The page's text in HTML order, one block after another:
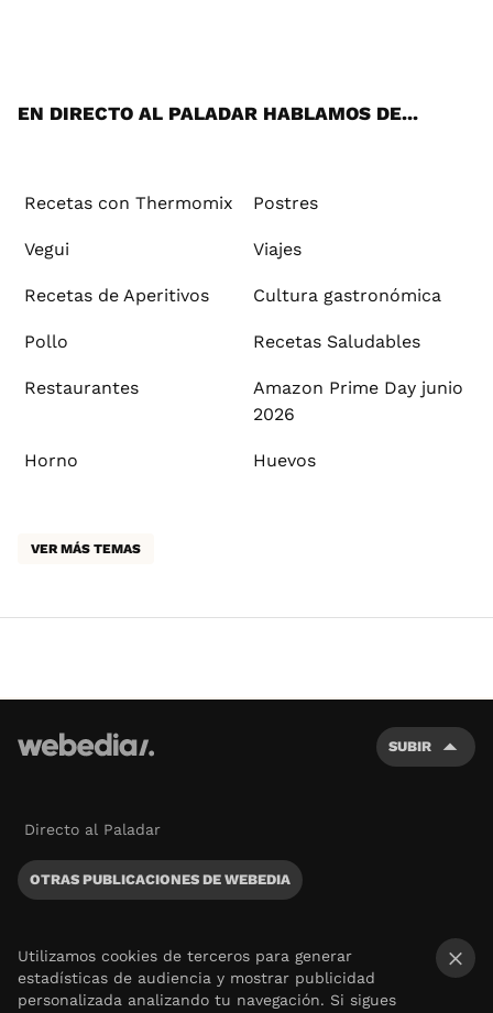
EN DIRECTO AL PALADAR HABLAMOS DE...
Recetas con Thermomix Postres
Vegui Viajes
Recetas de Aperitivos Cultura gastronómica
Pollo Recetas Saludables
Restaurantes
Amazon Prime Day junio
2026
Horno Huevos
VER MÁS TEMAS
SUBIR
Directo al Paladar
OTRAS PUBLICACIONES DE WEBEDIA
Utilizamos cookies de terceros para generar
estadísticas de audiencia y mostrar publicidad
personalizada analizando tu navegación. Si sigues